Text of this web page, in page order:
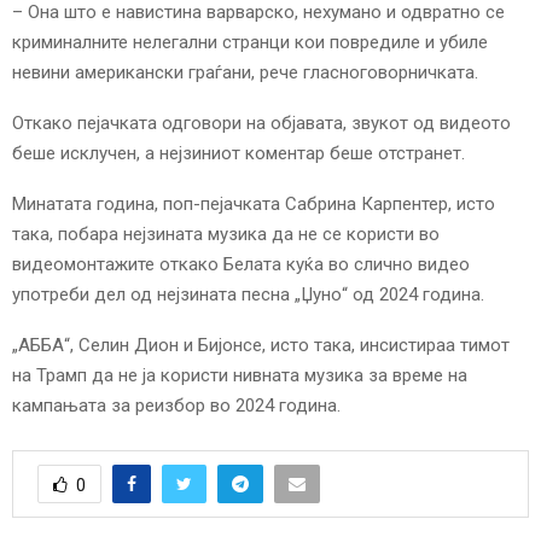
– Она што е навистина варварско, нехумано и одвратно се
криминалните нелегални странци кои повредиле и убиле
невини американски граѓани, рече гласноговорничката.
Откако пејачката одговори на објавата, звукот од видеото
беше исклучен, а нејзиниот коментар беше отстранет.
Минатата година, поп-пејачката Сабрина Карпентер, исто
така, побара нејзината музика да не се користи во
видеомонтажите откако Белата куќа во слично видео
употреби дел од нејзината песна „Џуно“ од 2024 година.
„АББА“, Селин Дион и Бијонсе, исто така, инсистираа тимот
на Трамп да не ја користи нивната музика за време на
кампањата за реизбор во 2024 година.
0